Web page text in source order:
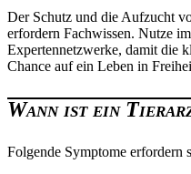
Der Schutz und die Aufzucht
erfordern Fachwissen. Nutze
Expertennetzwerke, damit die
Chance auf ein Leben in
Wann ist ein
Folgende Symptome erfordern